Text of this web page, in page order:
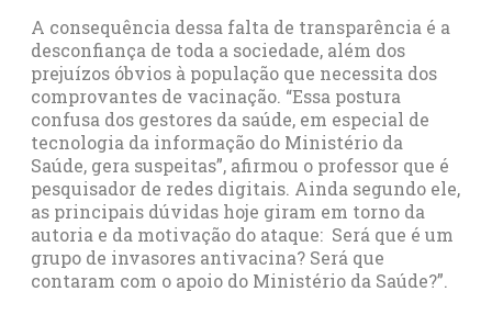
A consequência dessa falta de transparência é a
desconfiança de toda a sociedade, além dos
prejuízos óbvios à população que necessita dos
comprovantes de vacinação. “Essa postura
confusa dos gestores da saúde, em especial de
tecnologia da informação do Ministério da
Saúde, gera suspeitas”, afirmou o professor que é
pesquisador de redes digitais. Ainda segundo ele,
as principais dúvidas hoje giram em torno da
autoria e da motivação do ataque: Será que é um
grupo de invasores antivacina? Será que
contaram com o apoio do Ministério da Saúde?”.